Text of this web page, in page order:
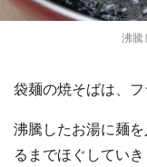
沸騰
袋麺の焼そばは、フ
沸騰したお湯に麺
るまでほぐしていき